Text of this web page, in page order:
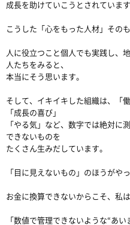
成長を助けていこうとされています
こうした「心をもった人材」その
人に役立つこと個人でも実践し、
人たちをみると、
本当にそう思います。
そして、イキイキした組織は、「
「成長の喜び」
「やる気」など、数字では絶対に
できないものを
たくさん生みだしています。
「目に見えないもの」のほうがや
お金に換算できないからこそ、私
「数値で管理できないような“あい